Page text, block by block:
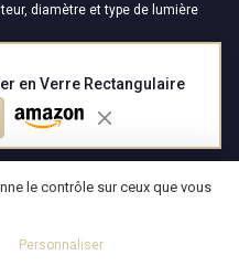
en Verre Rectangulaire
diamètre et type de lumière
: guide expert pour un meuble
le contrôle sur ceux que vous
Personnaliser